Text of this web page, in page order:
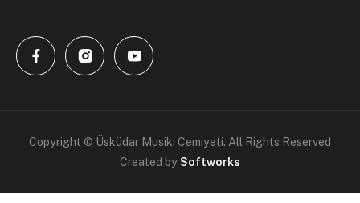
Copyright © Üsküdar Musiki Cemiyeti. All Rights Reserved
Created bySoftworks